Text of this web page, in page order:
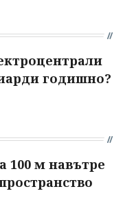
годишно?
100 м навътре